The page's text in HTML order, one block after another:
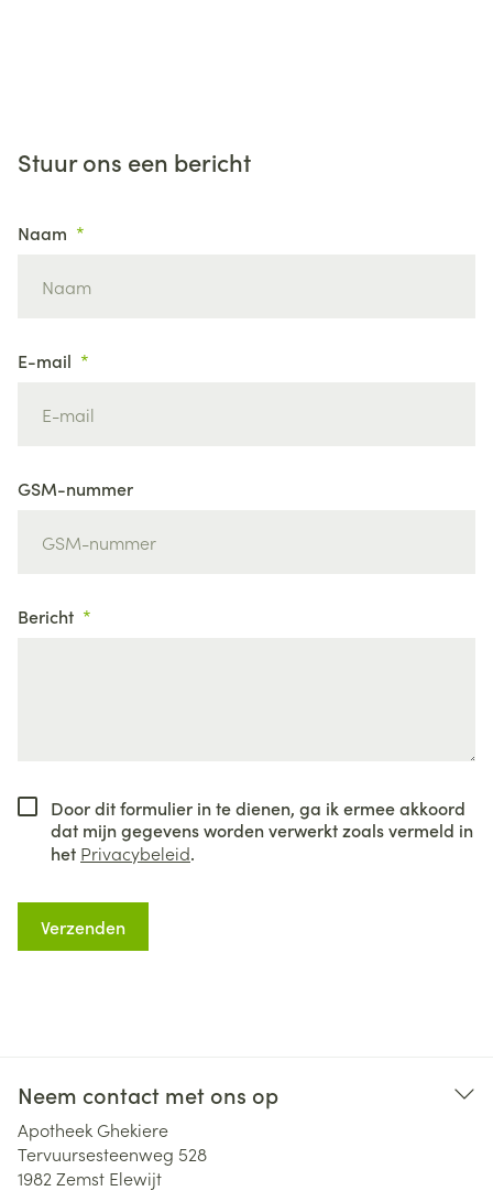
Stuur ons een bericht
Naam
E-mail
GSM-nummer
Bericht
Door dit formulier in te dienen, ga ik ermee akkoord
dat mijn gegevens worden verwerkt zoals vermeld in
het Privacybeleid.
Verzenden
Neem contact met ons op
Apotheek Ghekiere
Tervuursesteenweg 528
1982 Zemst Elewijt